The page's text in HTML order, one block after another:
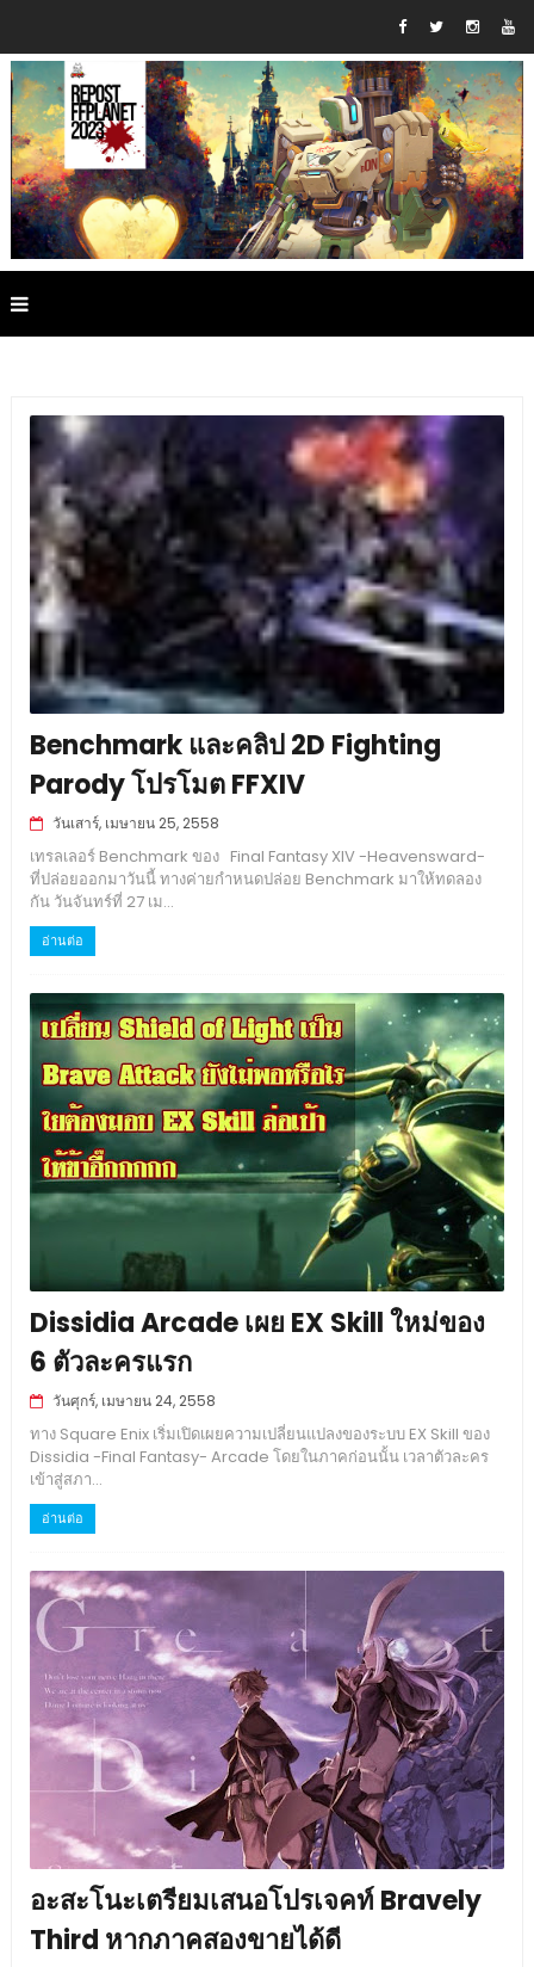
Benchmark และคลิป 2D Fighting
Parody โปรโมต FFXIV
วันเสาร์, เมษายน 25, 2558
เทรลเลอร์ Benchmark ของ Final Fantasy XIV -Heavensward-
ที่ปล่อยออกมาวันนี้ ทางค่ายกำหนดปล่อย Benchmark มาให้ทดลอง
กัน วันจันทร์ที่ 27 เม...
อ่านต่อ
Dissidia Arcade เผย EX Skill ใหม่ของ
6 ตัวละครแรก
วันศุกร์, เมษายน 24, 2558
ทาง Square Enix เริ่มเปิดเผยความเปลี่ยนแปลงของระบบ EX Skill ของ
Dissidia -Final Fantasy- Arcade โดยในภาคก่อนนั้น เวลาตัวละคร
เข้าสู่สภา...
อ่านต่อ
อะสะโนะเตรียมเสนอโปรเจคท์ Bravely
Third หากภาคสองขายได้ดี